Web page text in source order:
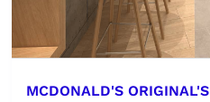
MCDONALD'S ORIGINAL'S